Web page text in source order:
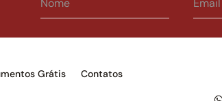
Grátis Contatos